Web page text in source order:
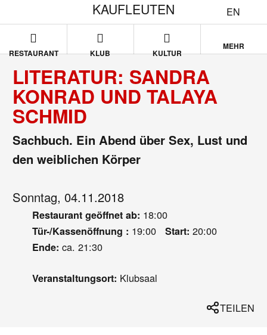
EN
KAUFLEUTEN
RESTAURANT KLUB KULTUR
MEHR
LITERATUR: SANDRA
KONRAD UND TALAYA
SCHMID
Sachbuch. Ein Abend über Sex, Lust und
den weiblichen Körper
Sonntag, 04.11.2018
Restaurant geöffnet ab: 18:00
Tür-/Kassenöffnung : 19:00 Start: 20:00
Ende: ca. 21:30
Veranstaltungsort: Klubsaal
TEILEN